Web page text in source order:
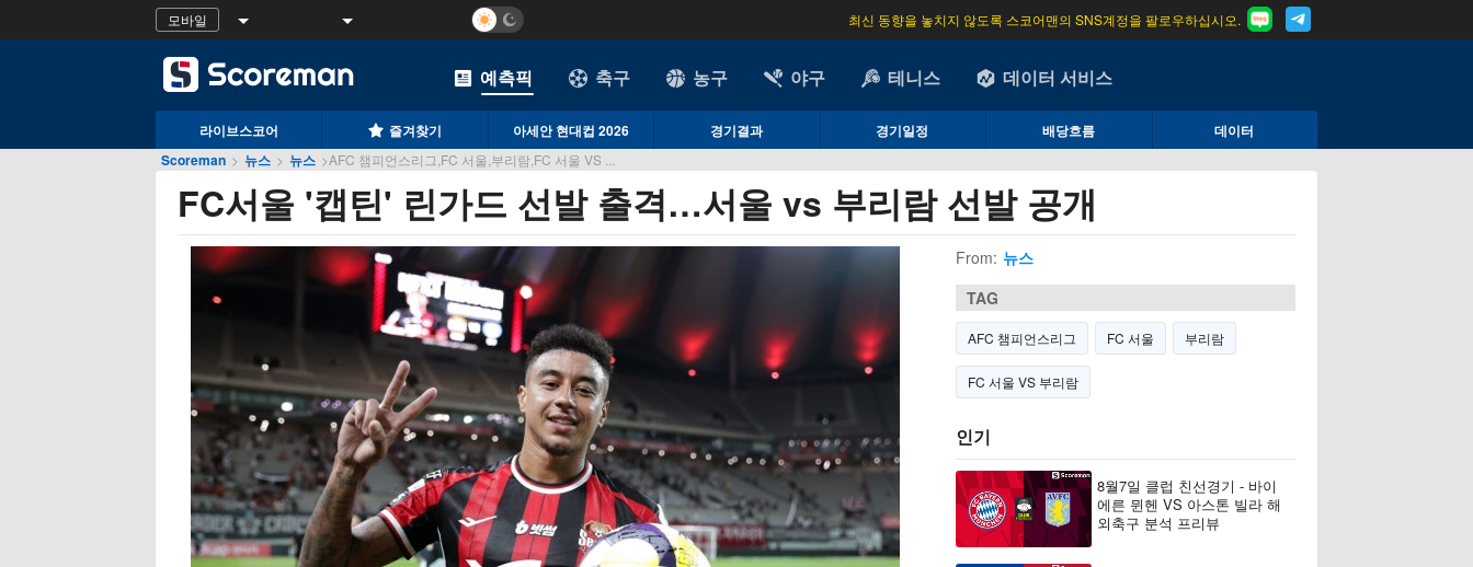
모바일 최신 동향을 놓치지 않도록 스코어맨의 SNS계정을 팔로우하십시오.
예측픽 축구 농구 야구 테니스 데이터 서비스
라이브스코어 즐겨찾기 아세안 현대컵 2026 경기결과 경기일정 배당흐름
데이터
Scoreman > 뉴스 > 뉴스 >AFC 챔피언스리그,FC 서울,부리람,FC 서울 VS ...
FC서울 '캡틴' 린가드 선발 출격…서울 vs 부리람 선발 공개
From: 뉴스
TAG
AFC 챔피언스리그 FC 서울 부리람
FC 서울 VS 부리람
인기
8월7일 클럽 친선경기 - 바이
에른 뮌헨 VS 아스톤 빌라 해
외축구 분석 프리뷰